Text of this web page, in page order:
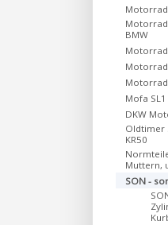
Motorrad
Motorrad
BMW
Motorrad
Motorrad
Motorrad
Mofa SL1
DKW
Oldtimer
KR50
Muttern,
SON -